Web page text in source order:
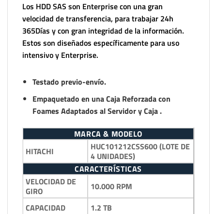
Los HDD SAS son Enterprise con una gran
velocidad de transferencia, para trabajar 24h
365Días y con gran integridad de la información.
Estos son diseñados específicamente para uso
intensivo y Enterprise.
Testado previo-envío.
Empaquetado en una Caja Reforzada con
Foames Adaptados al Servidor y Caja .
MARCA & MODELO
HITACHI
HUC101212CSS600 (LOTE DE
4 UNIDADES)
CARACTERÍSTICAS
VELOCIDAD DE
GIRO
10.000 RPM
CAPACIDAD
1.2 TB